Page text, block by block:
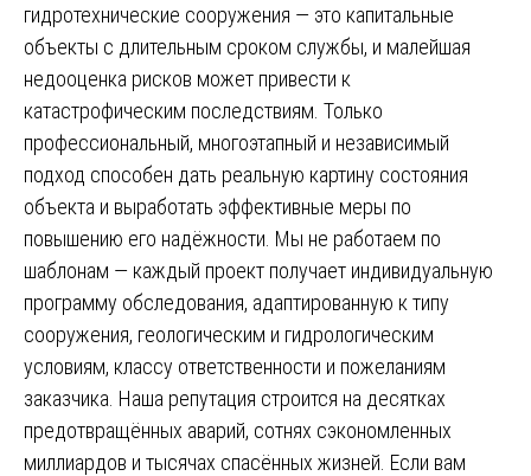
гидротехнические сооружения — это капитальные
объекты с длительным сроком службы, и малейшая
недооценка рисков может привести к
катастрофическим последствиям. Только
профессиональный, многоэтапный и независимый
подход способен дать реальную картину состояния
объекта и выработать эффективные меры по
повышению его надёжности. Мы не работаем по
шаблонам — каждый проект получает индивидуальную
программу обследования, адаптированную к типу
сооружения, геологическим и гидрологическим
условиям, классу ответственности и пожеланиям
заказчика. Наша репутация строится на десятках
предотвращённых аварий, сотнях сэкономленных
миллиардов и тысячах спасённых жизней. Если вам